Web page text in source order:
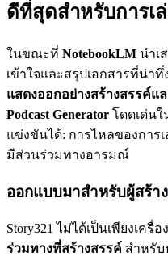
ดีที่สุดสำหรับการเล่
ในขณะที่ NotebookLM นำเ
เข้าใจและสรุปเอกสารที่น่า
แสดงออกอย่างสร้างสรรค์แ
Podcast Generator โดดเด่นใ
แข่งขันได้: การไหลของการเ
มีส่วนร่วมทางอารมณ์
ออกแบบมาสำหรับผู้สร้าง
Story321 ไม่ได้เป็นเพียงเค
ร่วมทางที่สร้างสรรค์ สำหรับ